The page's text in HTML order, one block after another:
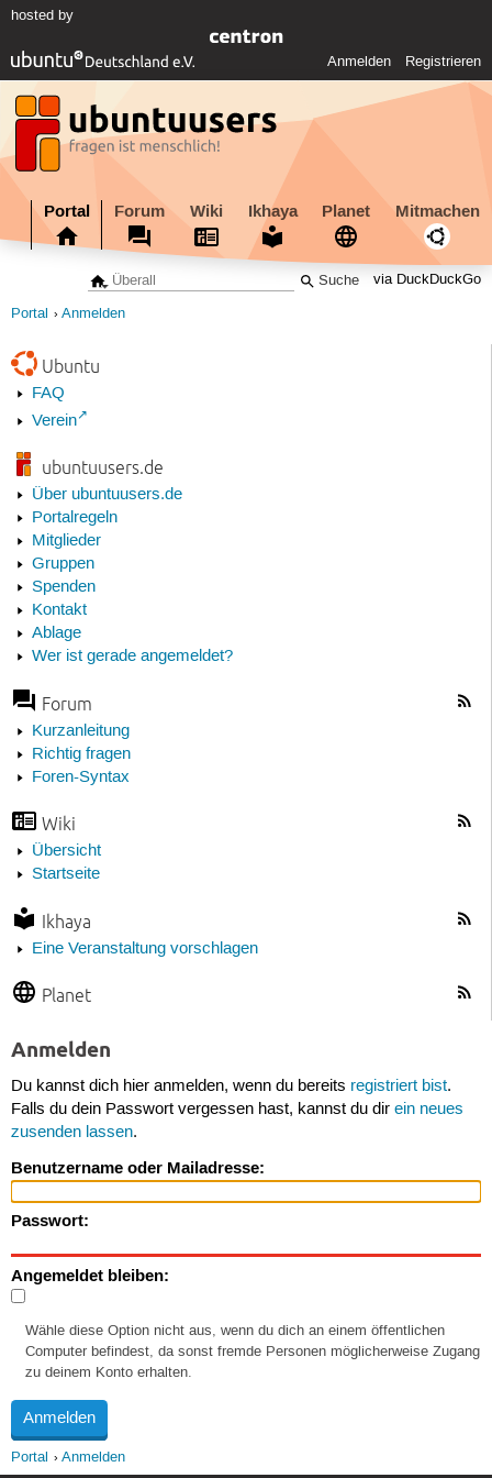
hosted by
Anmelden Registrieren
Portal Forum Wiki Ikhaya Planet Mitmachen
via DuckDuckGo
Portal Anmelden
Ubuntu
FAQ
Verein
ubuntuusers.de
Über ubuntuusers.de
Portalregeln
Mitglieder
Gruppen
Spenden
Kontakt
Ablage
Wer ist gerade angemeldet?
Forum
Kurzanleitung
Richtig fragen
Foren-Syntax
Wiki
Übersicht
Startseite
Ikhaya
Eine Veranstaltung vorschlagen
Planet
Anmelden
Du kannst dich hier anmelden, wenn du bereits registriert bist.
Falls du dein Passwort vergessen hast, kannst du dir ein neues
zusenden lassen.
Benutzername oder Mailadresse:
Passwort:
Angemeldet bleiben:
Wähle diese Option nicht aus, wenn du dich an einem öffentlichen
Computer befindest, da sonst fremde Personen möglicherweise Zugang
zu deinem Konto erhalten.
Portal Anmelden